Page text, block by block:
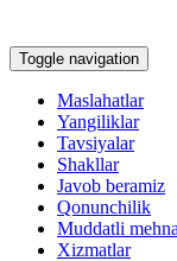
Toggle navigation
Maslahatlar
Yangiliklar
Tavsiyalar
Shakllar
Javob beramiz
Qonunchilik
Muddatli
Xizmatlar